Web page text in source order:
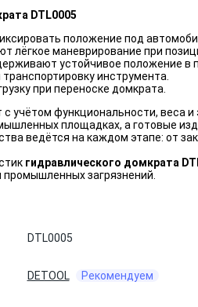
DTL0005
положение под
лёгкое маневрирование при
устойчивое положение в
инструмента.
при переноске домкрата.
с учётом функциональности, веса
площадках, а готовые
ведётся на каждом этапе: от
гидравлического домкрата
загрязнений.
DTL0005
DETOOL Рекомендуем